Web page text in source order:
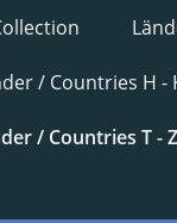
/ Countries H -
/ Countries T - Z